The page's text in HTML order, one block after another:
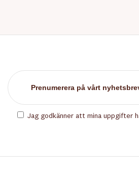
Jag godkänner att mina uppgifter